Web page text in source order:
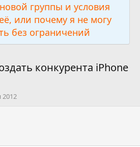
группы и условия
или почему я не могу
без ограничений
конкурента iPhone
2012